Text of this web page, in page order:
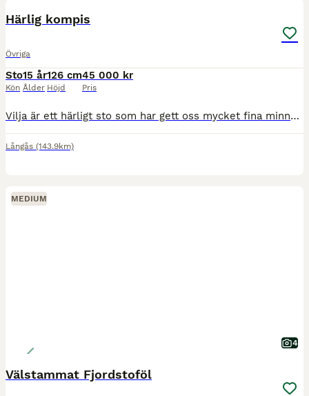
Härlig kompis
Övriga
Sto
Kön
15 år
Ålder
126 cm
Höjd
45 000 kr
Pris
Vilja är ett härligt sto som har gett oss mycket fina minnen och bra erfarenheter. Vi söker i första hand inte en tävlingsryttare utan en ny ryttare som vill ha en bästa kompis och som kan ge henne ett nytt fint hem. Vilja älskar uteritter och ha roligt ihop med sin ryttare. På ridbana är hon ingen ponny som springer på av sig själv utan behöver en del drivning men på u
Långås (143.9km)
MEDIUM
4
Välstammat Fjordstoföl